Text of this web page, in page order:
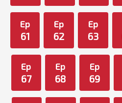
Ep
61
Ep
62
Ep
63
Ep
67
Ep
68
Ep
69